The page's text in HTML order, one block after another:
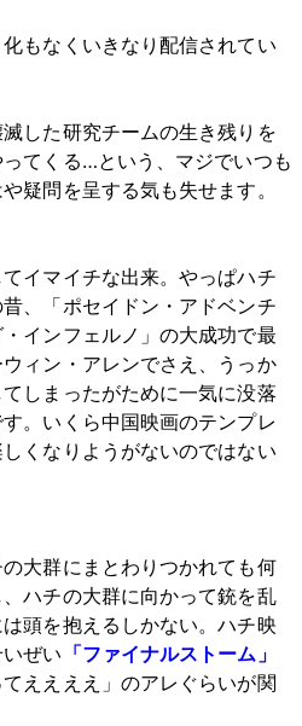
もなくいきなり配信されてい
した研究チームの生き残りを
てくる…という、マジでいつも
疑問を呈する気も失せます。
イマイチな出来。やっぱハチ
、「ポセイドン・アドベンチ
インフェルノ」の大成功で最
ィン・アレンでさえ、うっか
しまったがために一気に没落
。いくら中国映画のテンプレ
くなりようがないのではない
大群にまとわりつかれても何
ハチの大群に向かって銃を乱
頭を抱えるしかない。ハチ映
ぜい 「ファイナルストーム」
ええええ」のアレぐらいが関